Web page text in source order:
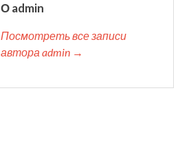
О admin
Посмотреть все записи
автора admin →